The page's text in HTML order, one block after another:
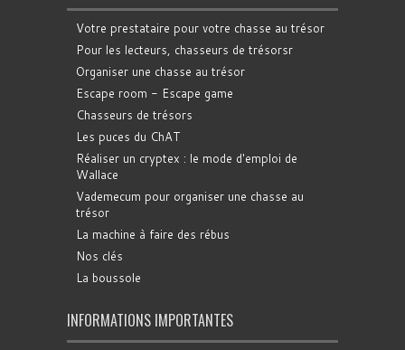
Votre prestataire pour votre chasse au trésor
Pour les lecteurs, chasseurs de trésorsr
Organiser une chasse au trésor
Escape room - Escape game
Chasseurs de trésors
Les puces du ChAT
Réaliser un cryptex : le mode d'emploi de
Wallace
Vademecum pour organiser une chasse au
trésor
La machine à faire des rébus
Nos clés
La boussole
INFORMATIONS IMPORTANTES